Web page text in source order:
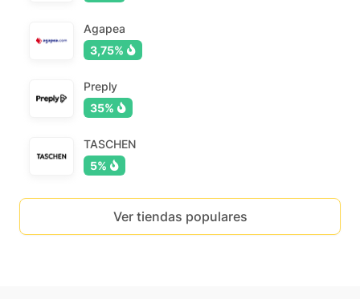
Agapea
3,75%
Preply
35%
TASCHEN
5%
Ver tiendas populares